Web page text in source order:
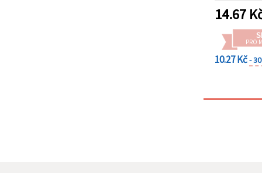
14.67
PRO
10.27 Kč-